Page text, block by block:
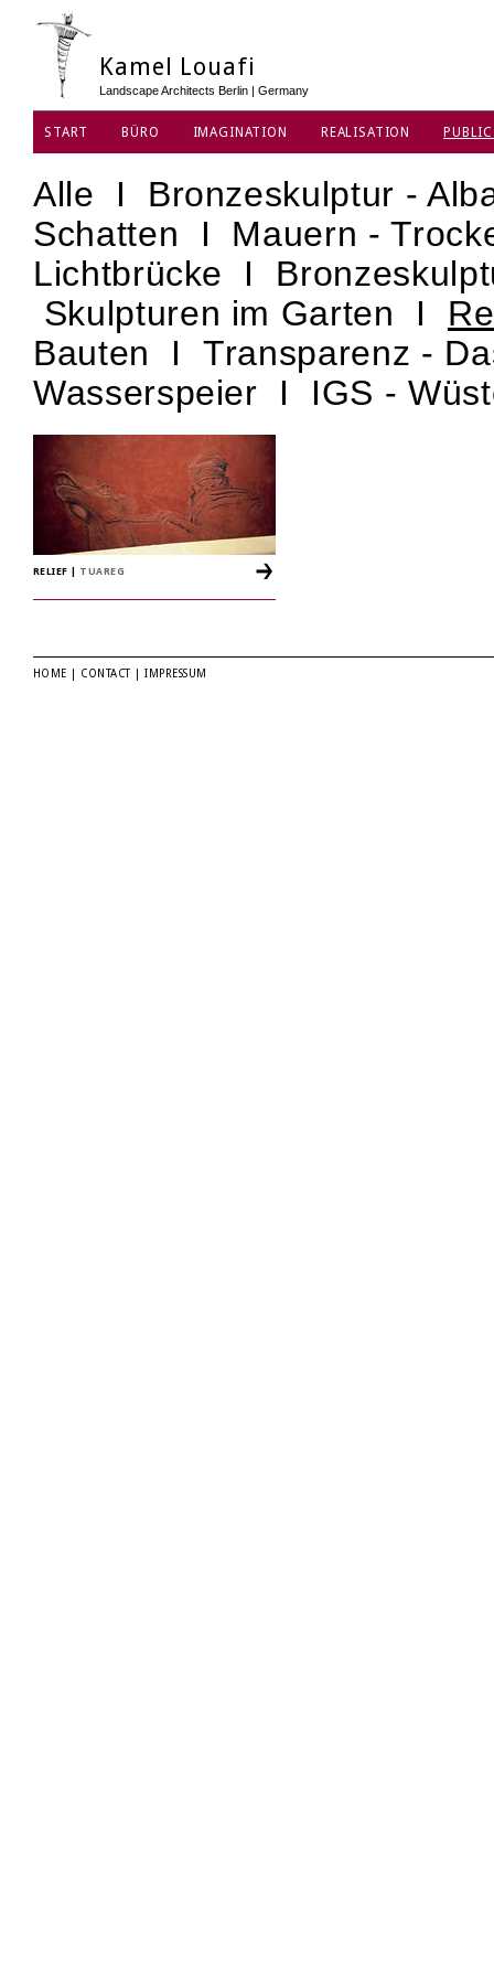
Kamel Louafi
Landscape Architects Berlin | Germany
START BÜRO IMAGINATION REALISATION
Alle I Bronzeskulptur -
Schatten I Mauern -
Lichtbrücke I
Skulpturen im Garten I
Bauten ITransparenz -
Wasserspeier I IGS -
RELIEF TUAREG
HOME CONTACT |IMPRESSUM